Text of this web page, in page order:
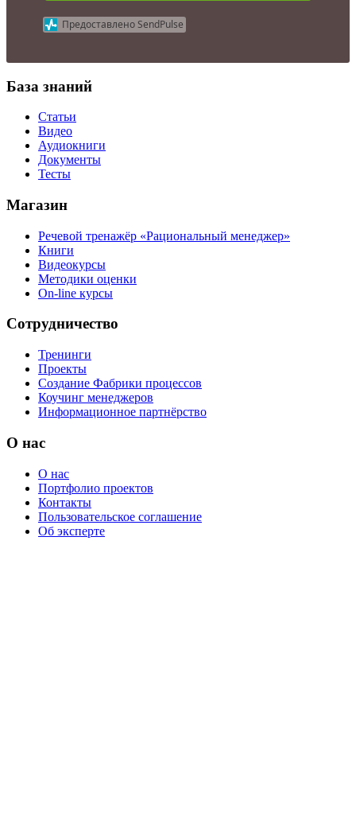
Предоставлено SendPulse
База знаний
Статьи
Видео
Аудиокниги
Документы
Тесты
Магазин
Речевой тренажёр «Рациональный менеджер»
Книги
Видеокурсы
Методики оценки
On-line курсы
Сотрудничество
Тренинги
Проекты
Создание Фабрики процессов
Коучинг менеджеров
Информационное партнёрство
О нас
О нас
Портфолио проектов
Контакты
Пользовательское соглашение
Об эксперте